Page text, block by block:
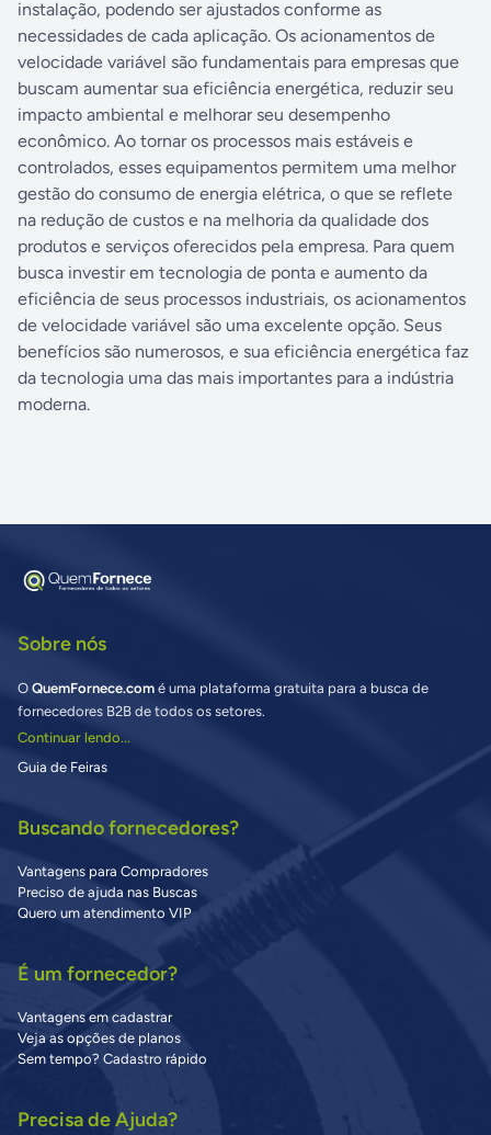
instalação, podendo ser ajustados conforme as
necessidades de cada aplicação. Os acionamentos de
velocidade variável são fundamentais para empresas que
buscam aumentar sua eficiência energética, reduzir seu
impacto ambiental e melhorar seu desempenho
econômico. Ao tornar os processos mais estáveis e
controlados, esses equipamentos permitem uma melhor
gestão do consumo de energia elétrica, o que se reflete
na redução de custos e na melhoria da qualidade dos
produtos e serviços oferecidos pela empresa. Para quem
busca investir em tecnologia de ponta e aumento da
eficiência de seus processos industriais, os acionamentos
de velocidade variável são uma excelente opção. Seus
benefícios são numerosos, e sua eficiência energética faz
da tecnologia uma das mais importantes para a indústria
moderna.
Sobre nós
O QuemFornece.com é uma plataforma gratuita para a busca de
fornecedores B2B de todos os setores.
Continuar lendo...
Guia de Feiras
Buscando fornecedores?
Vantagens para Compradores
Preciso de ajuda nas Buscas
Quero um atendimento VIP
É um fornecedor?
Vantagens em cadastrar
Veja as opções de planos
Sem tempo? Cadastro rápido
Precisa de Ajuda?